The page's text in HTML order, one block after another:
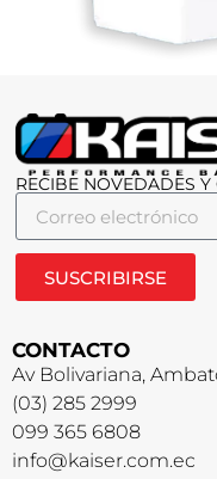
RECIBE NOVEDADES Y
SUSCRIBIRSE
CONTACTO
Av Bolivariana,
(03) 285 2999
099 365 6808
info@kaiser.com.ec